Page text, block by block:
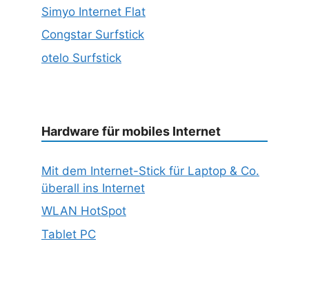
Simyo Internet Flat
Congstar Surfstick
otelo Surfstick
Hardware für mobiles Internet
Mit dem Internet-Stick für Laptop & Co.
überall ins Internet
WLAN HotSpot
Tablet PC